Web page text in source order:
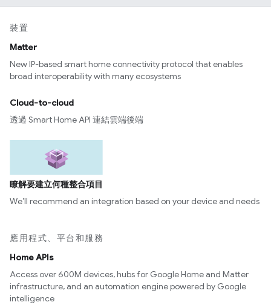
裝置
Matter
New IP-based smart home connectivity protocol that enables
broad interoperability with many ecosystems
Cloud-to-cloud
透過 Smart Home API 連結雲端後端
瞭解要建立何種整合項目
We’ll recommend an integration based on your device and needs
應用程式、平台和服務
Home APIs
Access over 600M devices, hubs for Google Home and Matter
infrastructure, and an automation engine powered by Google
intelligence